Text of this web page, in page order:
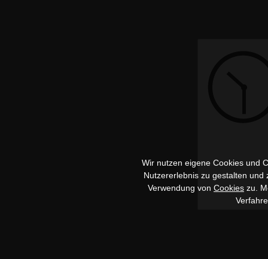
Wir nutzen eigene Cookies und
Nutzererlebnis zu gestalten
Verwendung von Cookies zu.